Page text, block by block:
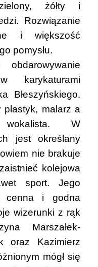
żółty i
Rozwiązanie
i większość
pomysłu.
karykaturami
Błeszyńskiego.
plastyk, malarz a
W
jest określany
nie brakuje
kolejowa
sport. Jego
cenna i godna
wizerunki z rąk
Marszałek-
oraz Kazimierz
mógł się